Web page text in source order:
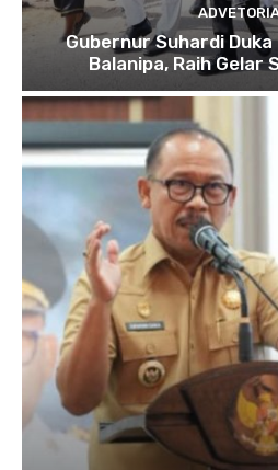
Gubernur Suhardi
Balanipa, Raih Gelar